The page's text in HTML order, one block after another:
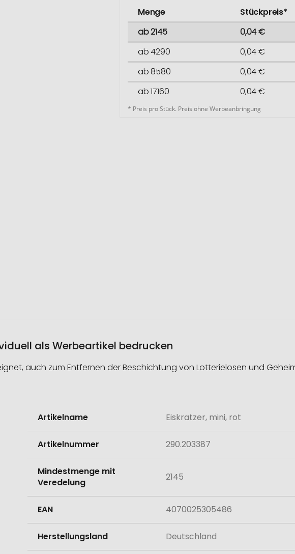
Menge
Stückpreis*
ab 2145
0,04 €
ab 4290
0,04 €
ab 8580
0,04 €
ab 17160
0,04 €
* Preis pro Stück. Preis ohne Werbeanbringung
als Werbeartikel bedrucken
auch zum Entfernen der Beschichtung von Lotterielosen und
Informationen
Artikelname Eiskratzer, mini, rot
Artikelnummer 290.203387
Mindestmenge mit
Veredelung
2145
EAN 4070025305486
Herstellungsland Deutschland